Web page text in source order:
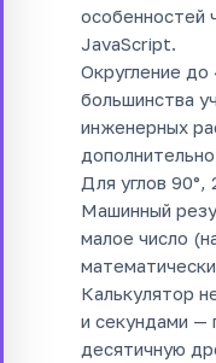
особенностей
JavaScript.
Округление до
большинства
инженерных
Для углов
Машинный
малое число
Калькулятор
и секундами —
десятичную